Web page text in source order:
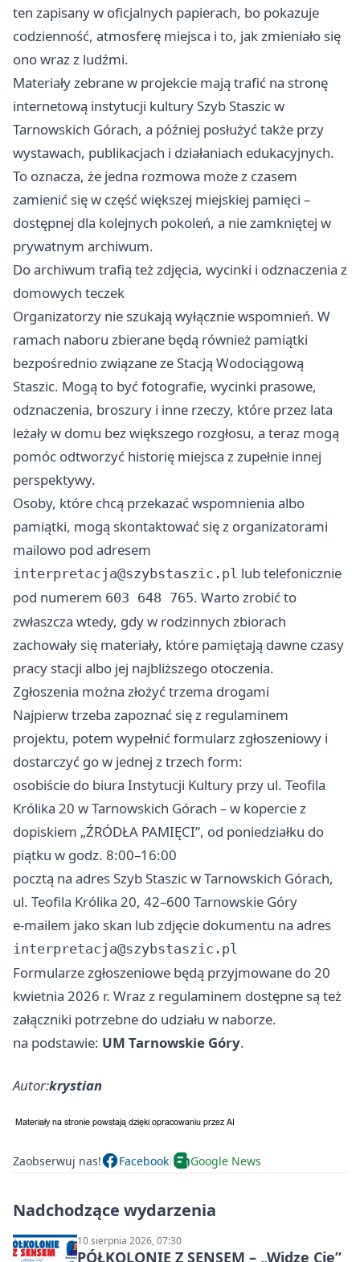
ten zapisany w oficjalnych papierach, bo pokazuje
codzienność, atmosferę miejsca i to, jak zmieniało się
ono wraz z ludźmi.
Materiały zebrane w projekcie mają trafić na stronę
internetową instytucji kultury Szyb Staszic w
Tarnowskich Górach, a później posłużyć także przy
wystawach, publikacjach i działaniach edukacyjnych.
To oznacza, że jedna rozmowa może z czasem
zamienić się w część większej miejskiej pamięci –
dostępnej dla kolejnych pokoleń, a nie zamkniętej w
prywatnym archiwum.
Do archiwum trafią też zdjęcia, wycinki i odznaczenia z
domowych teczek
Organizatorzy nie szukają wyłącznie wspomnień. W
ramach naboru zbierane będą również pamiątki
bezpośrednio związane ze Stacją Wodociągową
Staszic. Mogą to być fotografie, wycinki prasowe,
odznaczenia, broszury i inne rzeczy, które przez lata
leżały w domu bez większego rozgłosu, a teraz mogą
pomóc odtworzyć historię miejsca z zupełnie innej
perspektywy.
Osoby, które chcą przekazać wspomnienia albo
pamiątki, mogą skontaktować się z organizatorami
mailowo pod adresem
interpretacja@szybstaszic.pl lub telefonicznie
pod numerem 603 648 765. Warto zrobić to
zwłaszcza wtedy, gdy w rodzinnych zbiorach
zachowały się materiały, które pamiętają dawne czasy
pracy stacji albo jej najbliższego otoczenia.
Zgłoszenia można złożyć trzema drogami
Najpierw trzeba zapoznać się z regulaminem
projektu, potem wypełnić formularz zgłoszeniowy i
dostarczyć go w jednej z trzech form:
osobiście do biura Instytucji Kultury przy ul. Teofila
Królika 20 w Tarnowskich Górach – w kopercie z
dopiskiem „ŹRÓDŁA PAMIĘCI”, od poniedziałku do
piątku w godz. 8:00–16:00
pocztą na adres Szyb Staszic w Tarnowskich Górach,
ul. Teofila Królika 20, 42–600 Tarnowskie Góry
e-mailem jako skan lub zdjęcie dokumentu na adres
interpretacja@szybstaszic.pl
Formularze zgłoszeniowe będą przyjmowane do 20
kwietnia 2026 r. Wraz z regulaminem dostępne są też
załączniki potrzebne do udziału w naborze.
na podstawie: UM Tarnowskie Góry.
Autor:krystian
Zaobserwuj nas! Facebook Google News
Nadchodzące wydarzenia
10 sierpnia 2026, 07:30
PÓŁKOLONIE Z SENSEM – „Widzę Cię”